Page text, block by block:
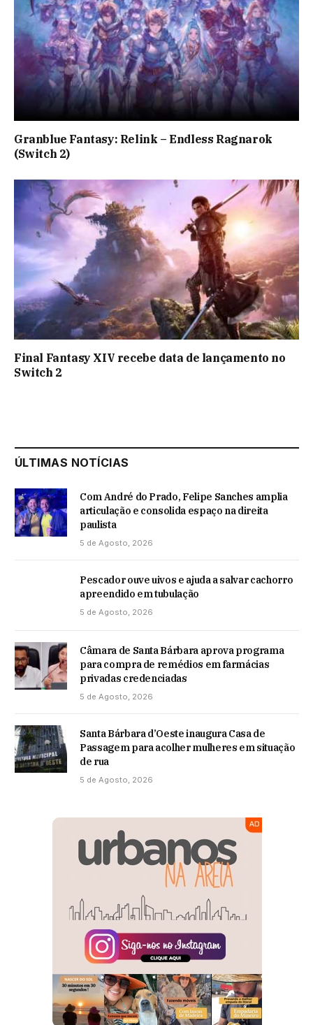
Granblue Fantasy: Relink – Endless Ragnarok
(Switch 2)
Final Fantasy XIV recebe data de lançamento no
Switch 2
ÚLTIMAS NOTÍCIAS
Com André do Prado, Felipe Sanches amplia
articulação e consolida espaço na direita
paulista
5 de Agosto, 2026
Pescador ouve uivos e ajuda a salvar cachorro
apreendido em tubulação
5 de Agosto, 2026
Câmara de Santa Bárbara aprova programa
para compra de remédios em farmácias
privadas credenciadas
5 de Agosto, 2026
Santa Bárbara d’Oeste inaugura Casa de
Passagem para acolher mulheres em situação
de rua
5 de Agosto, 2026